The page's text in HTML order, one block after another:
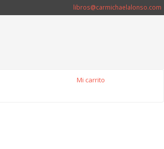
libros@carmichaelalonso.com
Mi carrito